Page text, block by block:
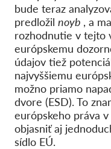
bude teraz
predložil noyb , a
rozhodnutie v tejto
európskemu
údajov tiež
najvyššiemu
možno priamo
dvore (ESD). To
európskeho práva
objasniť aj
sídlo EÚ.